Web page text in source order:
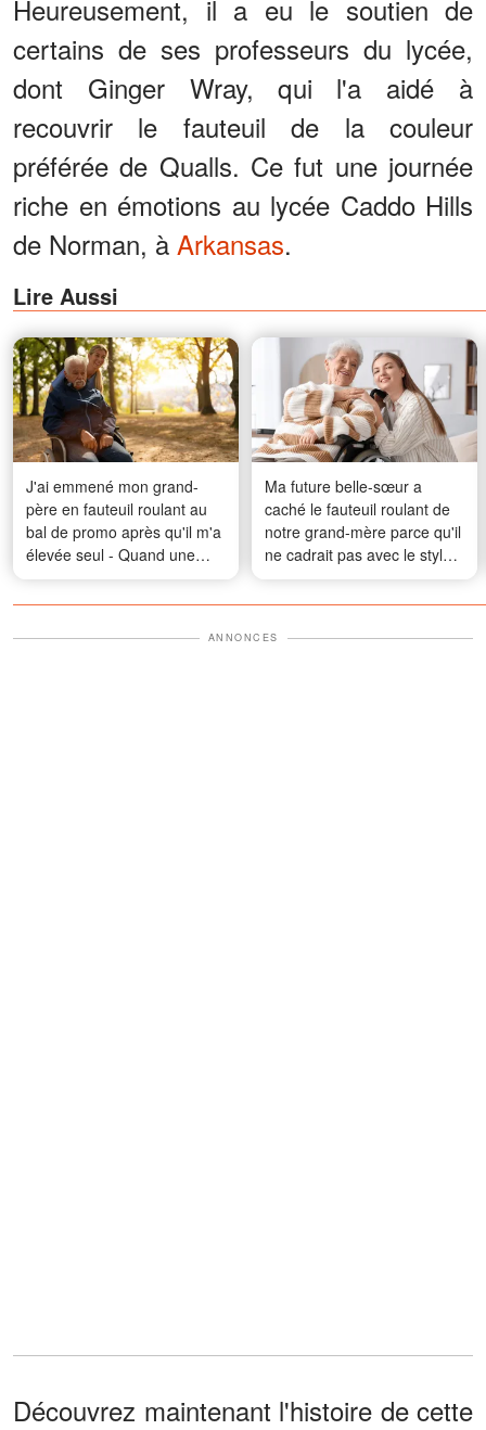
Heureusement, il a eu le soutien de
certains de ses professeurs du lycée,
dont Ginger Wray, qui l'a aidé à
recouvrir le fauteuil de la couleur
préférée de Qualls. Ce fut une journée
riche en émotions au lycée Caddo Hills
de Norman, à Arkansas.
Lire Aussi
J'ai emmené mon grand-
père en fauteuil roulant au
bal de promo après qu'il m'a
élevée seul - Quand une
camarade de classe s'est
moquée de lui, ce qu'il a dit
gymnase
Ma future belle-sœur a
caché le fauteuil roulant de
notre grand-mère parce qu'il
ne cadrait pas avec le style
du mariage – Ce que grand-
mère a fait ensuite a stupéfié
ANNONCES
Découvrez maintenant l'histoire de cette